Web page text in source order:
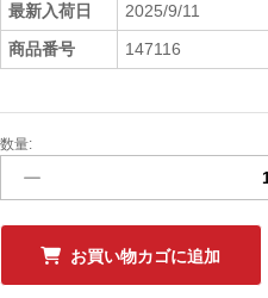
最新入荷日
2025/9/11
商品番号
147116
中
ﾚ
ｺ
ﾄﾞ
数量:
お買い物カゴに追加